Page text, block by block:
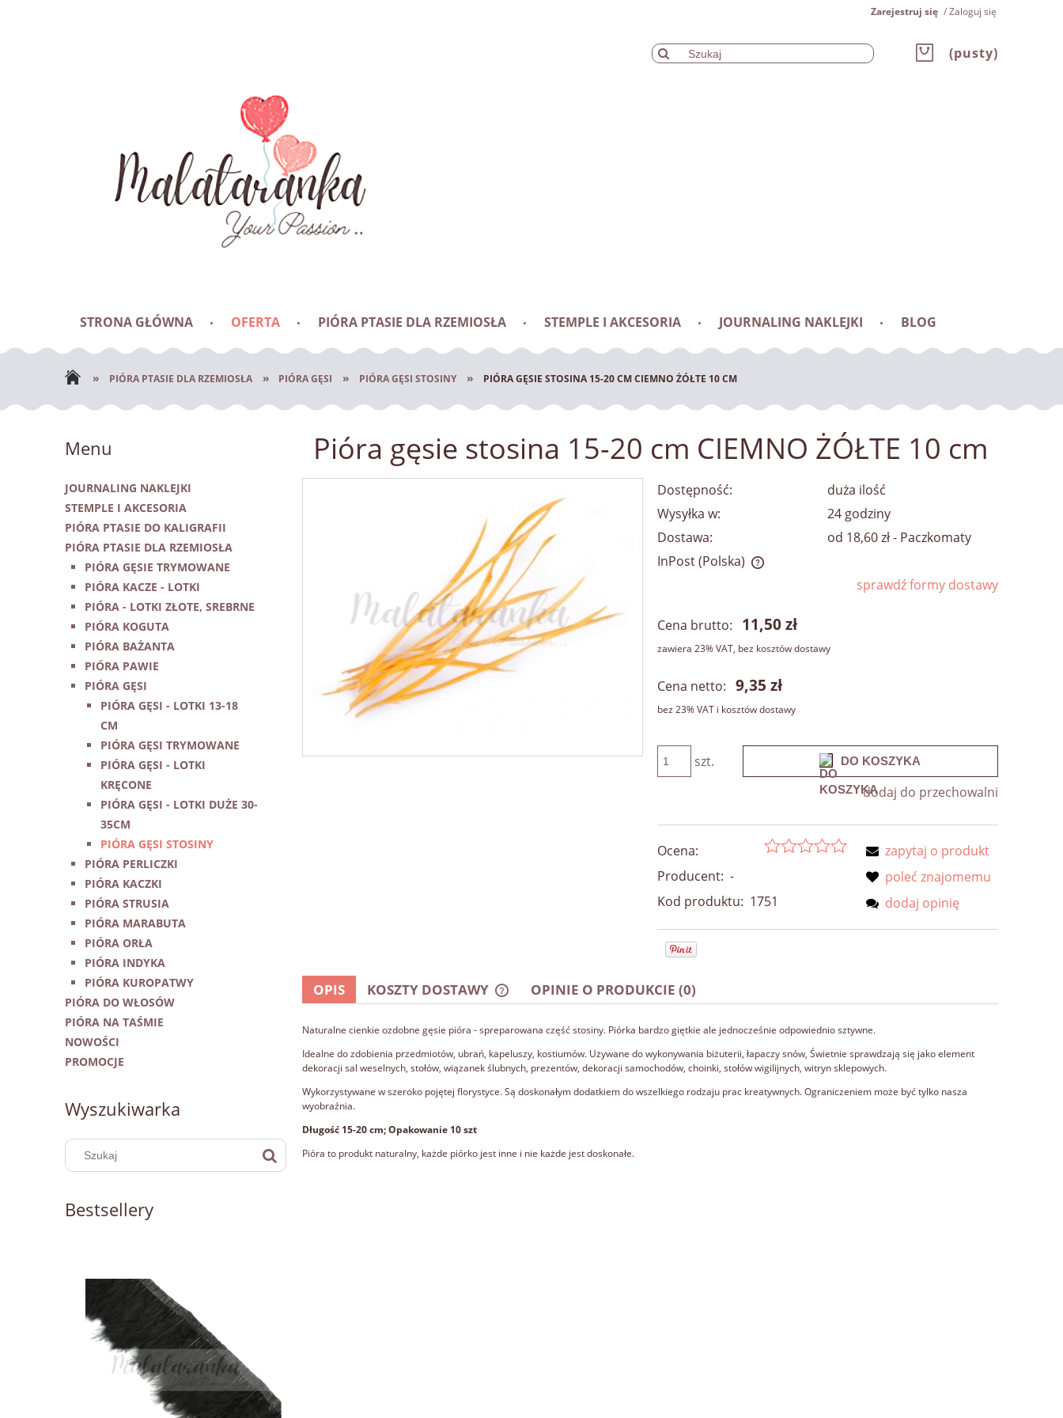
Zarejestruj się Zaloguj się
(pusty)
STRONA GŁÓWNA OFERTA PIÓRA PTASIE DLA RZEMIOSŁA STEMPLE I AKCESORIA JOURNALING NAKLEJKI
BLOG
NOWOŚCI
» PIÓRA PTASIE DLA RZEMIOSŁA » PIÓRA GĘSI » PIÓRA GĘSI STOSINY » PIÓRA GĘSIE STOSINA 15-20 CM CIEMNO ŻÓŁTE 10 CM
Menu
JOURNALING NAKLEJKI
STEMPLE I AKCESORIA
PIÓRA PTASIE DO KALIGRAFII
PIÓRA PTASIE DLA RZEMIOSŁA
PIÓRA GĘSIE TRYMOWANE
PIÓRA KACZE - LOTKI
PIÓRA - LOTKI ZŁOTE, SREBRNE
PIÓRA KOGUTA
PIÓRA BAŻANTA
PIÓRA PAWIE
PIÓRA GĘSI
PIÓRA GĘSI - LOTKI 13-18
CM
PIÓRA GĘSI TRYMOWANE
PIÓRA GĘSI - LOTKI
KRĘCONE
PIÓRA GĘSI - LOTKI DUŻE 30-
35CM
PIÓRA GĘSI STOSINY
PIÓRA PERLICZKI
PIÓRA KACZKI
PIÓRA STRUSIA
PIÓRA MARABUTA
PIÓRA ORŁA
PIÓRA INDYKA
PIÓRA KUROPATWY
PIÓRA DO WŁOSÓW
PIÓRA NA TAŚMIE
NOWOŚCI
PROMOCJE
Wyszukiwarka
Bestsellery
Pióra gęsie stosina 15-20 cm CIEMNO ŻÓŁTE 10 cm
Dostępność:
duża ilość
Wysyłka w:
24 godziny
Dostawa:
od 18,60 zł- Paczkomaty
InPost(Polska)
Cena nie zawiera ewentualnych kosztów
płatności
sprawdź formy dostawy
Cena brutto: 11,50 zł
zawiera 23% VAT, bez kosztów dostawy
Cena netto: 9,35 zł
bez 23% VAT i kosztów dostawy
szt. DO KOSZYKA
dodaj do przechowalni
Ocena:
Producent: -
Kod produktu: 1751
zapytaj o produkt
poleć znajomemu
dodaj opinię
OPIS KOSZTY DOSTAWY
CENA NIE ZAWIERA EWENTUALNYCH
OPINIE O PRODUKCIE (0)
Naturalne cienkie ozdobne gęsie pióra - spreparowana część stosiny. Piórka bardzo giętkie ale jednocześnie odpowiednio sztywne.
Idealne do zdobienia przedmiotów, ubrań, kapeluszy, kostiumów. Używane do wykonywania biżuterii, łapaczy snów, Świetnie sprawdzają się jako element
dekoracji sal weselnych, stołów, wiązanek ślubnych, prezentów, dekoracji samochodów, choinki, stołów wigilijnych, witryn sklepowych.
Wykorzystywane w szeroko pojętej florystyce. Są doskonałym dodatkiem do wszelkiego rodzaju prac kreatywnych. Ograniczeniem może być tylko nasza
wyobraźnia.
Długość 15-20 cm; Opakowanie 10 szt
Pióra to produkt naturalny, każde piórko jest inne i nie każde jest doskonałe.